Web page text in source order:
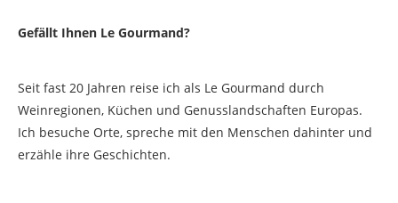
Gefällt Ihnen Le Gourmand?
Seit fast 20 Jahren reise ich als Le Gourmand durch
Weinregionen, Küchen und Genusslandschaften Europas.
Ich besuche Orte, spreche mit den Menschen dahinter und
erzähle ihre Geschichten.